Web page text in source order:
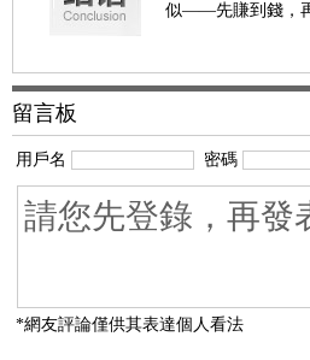
似——先賺到錢，
留言板
用戶名 密碼
*網友評論僅供其表達個人看法